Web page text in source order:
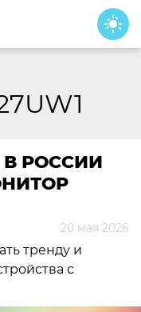
В РОССИИ
20 мая 2026
тренду и
с